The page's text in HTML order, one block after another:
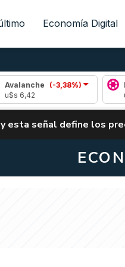
Economía Digital
(-3,38%)
Polkadot (-
esta señal define los